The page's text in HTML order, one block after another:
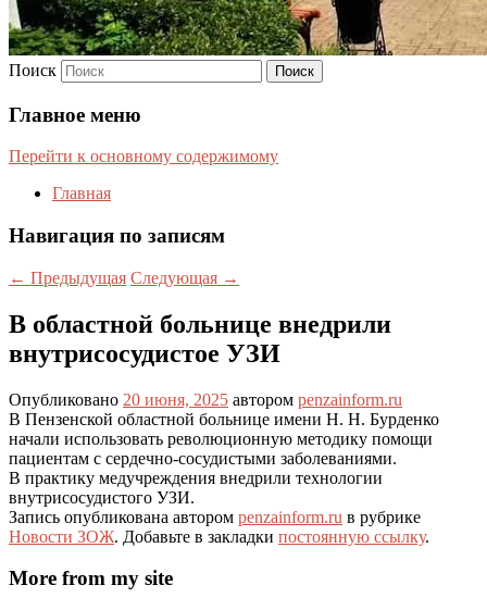
Поиск
Главное меню
Перейти к основному содержимому
Главная
Навигация по записям
← Предыдущая Следующая →
В областной больнице внедрили
внутрисосудистое УЗИ
Опубликовано 20 июня, 2025 автором penzainform.ru
В Пензенской областной больнице имени Н. Н. Бурденко
начали использовать революционную методику помощи
пациентам с сердечно-сосудистыми заболеваниями.
В практику медучреждения внедрили технологии
внутрисосудистого УЗИ.
Запись опубликована автором penzainform.ru в рубрике
Новости ЗОЖ. Добавьте в закладки постоянную ссылку.
More from my site